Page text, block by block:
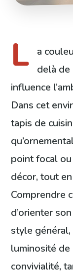
L
a
delà de
influence
Dans cet
tapis de
point focal
décor, tout
Comprendre
d’orienter
style
luminosité de
convivialité,